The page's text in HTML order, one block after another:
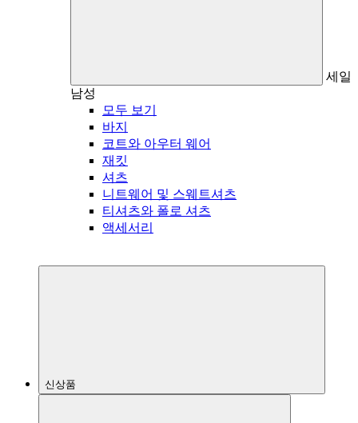
세일
남성
모두 보기
바지
코트와 아우터 웨어
재킷
셔츠
니트웨어 및 스웨트셔츠
티셔츠와 폴로 셔츠
액세서리
신상품